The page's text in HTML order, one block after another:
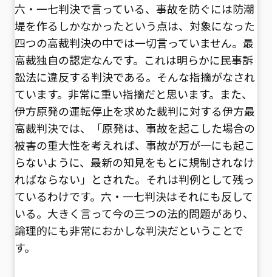
六・一七判決で言っている、事故を防ぐには防潮
堤を作るしかなかったという点は、対象になった
四つの高裁判決の中では一切言っていません。最
高裁独自の認定なんです。これは明らかに民事訴
訟法に違反する判決である。そんな指摘がなされ
ています。非常に重い指摘だと思います。また、
伊方原発の運転停止を求めた裁判に対する伊方最
高裁判決では、「原発は、事故を起こした場合の
被害の重大性を考えれば、事故が万が一にも起こ
らないように、最新の知見をもとに規制されなけ
ればならない」とされた。それは判例として残っ
ているわけです。六・一七判決はそれにも反して
いる。大きく言って今の三つの法的問題があり、
論理的にも非常におかしな判決だということで
す。